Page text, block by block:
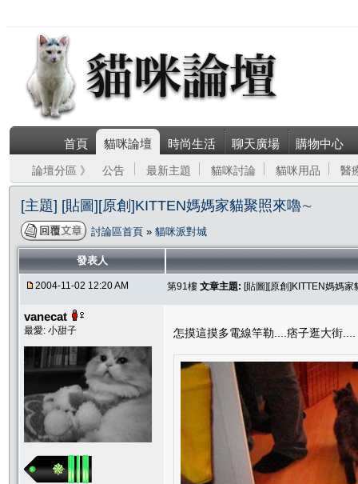
首頁 貓咪論壇 時尚生活 聊天廣場 購物中心
論壇分區 》 公告 最新主題 貓咪討論 貓咪用品 醫
[主題] [貼圖][原創]KITTEN媽媽家貓聚照來嚕∼
討論區首頁 » 貓咪派對城
發表人
2004-11-02 12:20 AM 第91樓 文章主題: [貼圖][原創]KITTEN媽媽
vanecat
最愛: 小甜子 怎摸這摸多電線竿勒....痞子逛大街....